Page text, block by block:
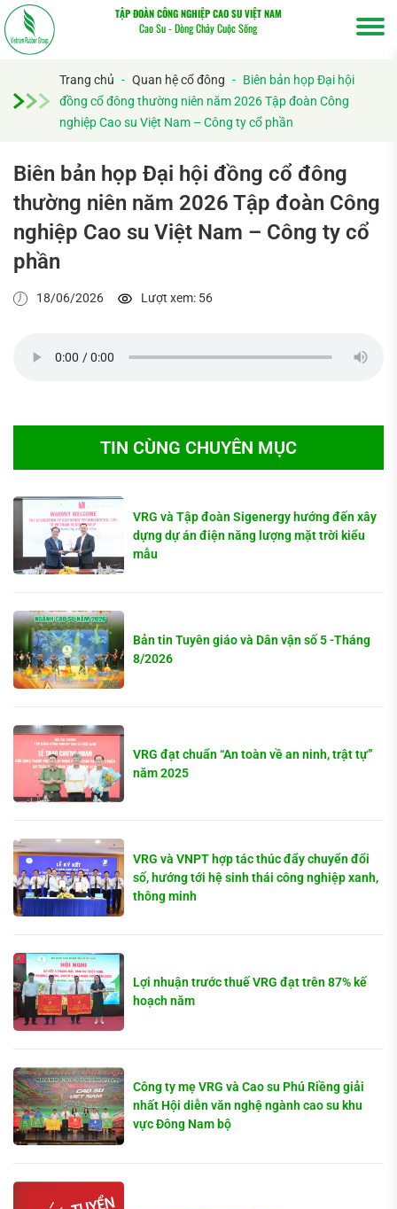
TẬP ĐOÀN CÔNG NGHIỆP CAO SU VIỆT NAM
Cao Su - Dòng Chảy Cuộc Sống
Trang chủ - Quan hệ cổ đông - Biên bản họp Đại hội
đồng cổ đông thường niên năm 2026 Tập đoàn Công
nghiệp Cao su Việt Nam – Công ty cổ phần
Biên bản họp Đại hội đồng cổ đông
thường niên năm 2026 Tập đoàn Công
nghiệp Cao su Việt Nam – Công ty cổ
phần
18/06/2026 Lượt xem: 56
TIN CÙNG CHUYÊN MỤC
VRG và Tập đoàn Sigenergy hướng đến xây
dựng dự án điện năng lượng mặt trời kiểu
mẫu
Bản tin Tuyên giáo và Dân vận số 5 -Tháng
8/2026
VRG đạt chuẩn “An toàn về an ninh, trật tự”
năm 2025
VRG và VNPT hợp tác thúc đẩy chuyển đổi
số, hướng tới hệ sinh thái công nghiệp xanh,
thông minh
Lợi nhuận trước thuế VRG đạt trên 87% kế
hoạch năm
Công ty mẹ VRG và Cao su Phú Riềng giải
nhất Hội diễn văn nghệ ngành cao su khu
vực Đông Nam bộ
Tìm